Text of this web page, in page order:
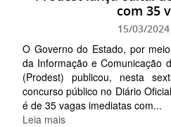
com 35
15/03/
O Governo do Estado, por
da Informação e Comunicação
(Prodest) publicou, nesta
concurso público no Diário
é de 35 vagas imediatas com...
Leia mais